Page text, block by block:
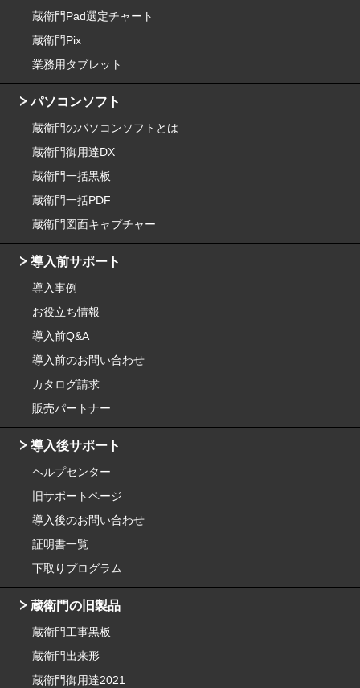
蔵衛門Pad選定チャート
蔵衛門Pix
業務用タブレット
パソコンソフト
蔵衛門のパソコンソフトとは
蔵衛門御用達DX
蔵衛門一括黒板
蔵衛門一括PDF
蔵衛門図面キャプチャー
導入前サポート
導入事例
お役立ち情報
導入前Q&A
導入前のお問い合わせ
カタログ請求
販売パートナー
導入後サポート
ヘルプセンター
旧サポートページ
導入後のお問い合わせ
証明書一覧
下取りプログラム
蔵衛門の旧製品
蔵衛門工事黒板
蔵衛門出来形
蔵衛門御用達2021